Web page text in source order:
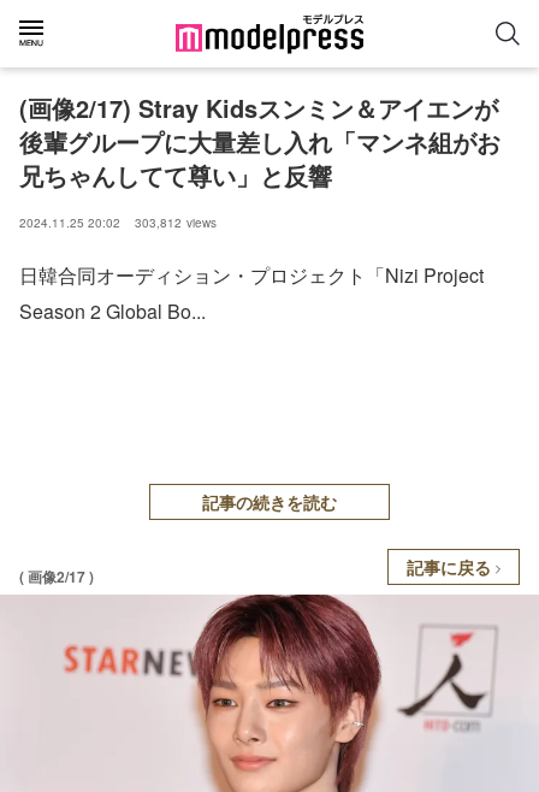
(画像2/17) Stray Kidsスンミン＆アイエンが
後輩グループに大量差し入れ「マンネ組がお
兄ちゃんしてて尊い」と反響
2024.11.25 20:02 303,812 views
日韓合同オーディション・プロジェクト「Nizi Project
Season 2 Global Bo...
記事の続きを読む
( 画像2/17 ) 記事に戻る